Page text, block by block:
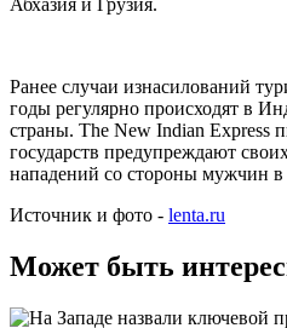
Абхазия и Грузия.
Ранее случаи изнасилований
годы регулярно происходят в
страны. The New Indian Express
государств предупреждают
нападений со стороны мужчин
Источник и фото - lenta.ru
Может быть